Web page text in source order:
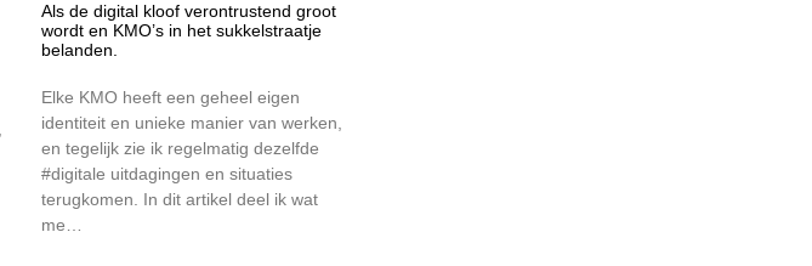
Als de digital kloof verontrustend groot
wordt en KMO’s in het sukkelstraatje
belanden.
Elke KMO heeft een geheel eigen
identiteit en unieke manier van werken,
en tegelijk zie ik regelmatig dezelfde
#digitale uitdagingen en situaties
terugkomen. In dit artikel deel ik wat
me…